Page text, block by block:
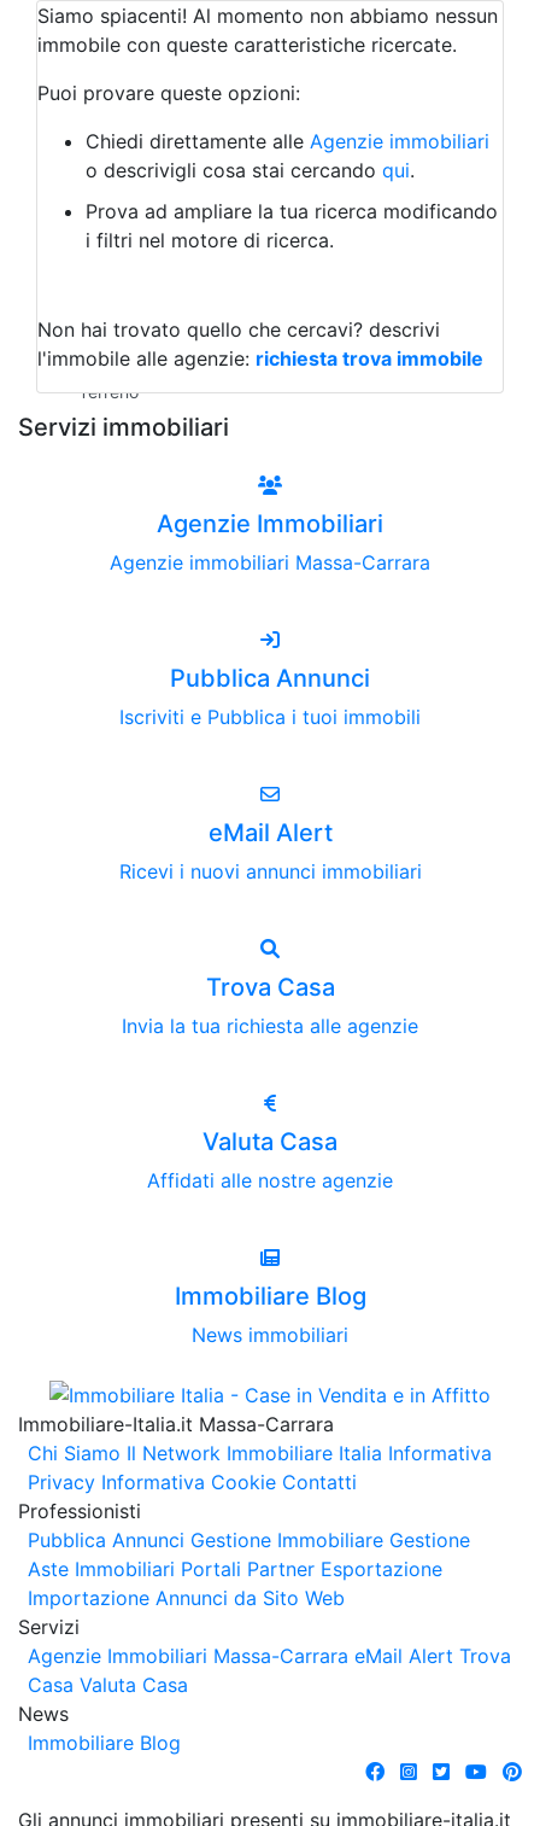
Qualsiasi
Attività/Licenza Commerciale
Azienda Agricola
Bar/Ristorante
Albergo
Laboratorio Artigianale
Negozio/locale commerciale
Agriturismo
Magazzini
Qualsiasi
Terreno edificabile
Terreno
Siamo spiacenti! Al momento non abbiamo nessun
immobile con queste caratteristiche ricercate.
Puoi provare queste opzioni:
Chiedi direttamente alle Agenzie immobiliari
o descrivigli cosa stai cercando qui.
Prova ad ampliare la tua ricerca modificando
i filtri nel motore di ricerca.
Non hai trovato quello che cercavi? descrivi
l'immobile alle agenzie: richiesta trova immobile
Servizi immobiliari
Agenzie Immobiliari
Agenzie immobiliari Massa-Carrara
Pubblica Annunci
Iscriviti e Pubblica i tuoi immobili
eMail Alert
Ricevi i nuovi annunci immobiliari
Trova Casa
Invia la tua richiesta alle agenzie
Valuta Casa
Affidati alle nostre agenzie
Immobiliare Blog
News immobiliari
Immobiliare-Italia.it Massa-Carrara
Chi Siamo Il Network Immobiliare Italia Informativa
Privacy Informativa Cookie Contatti
Professionisti
Pubblica Annunci Gestione Immobiliare Gestione
Aste Immobiliari Portali Partner Esportazione
Importazione Annunci da Sito Web
Servizi
Agenzie Immobiliari Massa-Carrara eMail Alert Trova
Casa Valuta Casa
News
Immobiliare Blog
Gli annunci immobiliari presenti su immobiliare-italia.it